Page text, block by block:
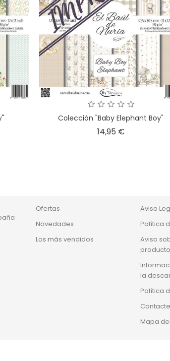
Colección "Baby Elephant Boy"
14,95 €Precio
Ofertas
Novedades
Los más vendidos
Aviso
Política
Aviso
la
Política
Mapa